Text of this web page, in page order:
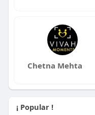
Chetna Mehta
¡ Popular !